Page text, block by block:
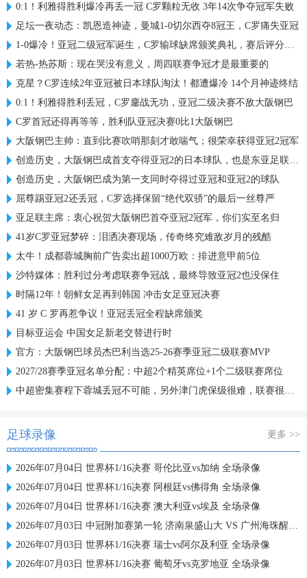
0:1！利雅得胜利爆冷再丢一冠 C罗颗粒无收 3年14次争夺冠军失败
足坛一夜动态：凯恩造神迹，曼城1-0切尔西夺8冠王，C罗痛失亚冠
1-0爆冷！亚冠二级冠军诞生，C罗输球缺席颁奖典礼，赛后评分出炉
若热-热苏斯：现在哭没有意义，周四联赛争冠才是最重要的
克星？C罗连续2年亚冠被日本球队淘汰！都遭爆冷 14个月神迹终结
0:1！利雅得胜利丢冠，C罗鏖战无功，亚冠二级决赛不敌大阪钢巴
C罗首冠还得再等等，胜利队亚冠决赛0比1大阪钢巴
大阪钢巴主帅：直到比赛吹哨那刻才敢喘气；很荣幸获得亚冠2冠军
创造历史，大阪钢巴成首支夺得亚冠2的日本球队，也是东亚足联首队
创造历史，大阪钢巴成为第一支同时夺得过亚冠和亚冠2的球队
屈尊踢亚冠2还丢冠，C罗选择保留“绝代双骄”的最后一丝尊严
亚足联主席：衷心祝贺大阪钢巴首夺亚冠2冠军，你们实至名归
41岁C罗亚冠梦碎：泪洒决赛现场，传奇终究难敌岁月的残酷
太牛！成都蓉城胸前广告卖出超1000万欧：排进意甲前5位
沙特媒体：胜利过分考虑联赛争冠战，最终导致亚冠2也没保住
时隔12年！朝鲜女足再到韩国 冲击女足亚冠决赛
41 岁 C 罗再惹争议！亚冠丢冠全程缺席颁奖
目标亚运会 中国女足新老交替进行时
官方：大阪钢巴球员杰巴利当选25-26赛季亚冠二级联赛MVP
2027/28赛季亚冠名单分配：中超2个精英席位+1个二级联赛席位
中超密集赛程下蓉城丢冠不可能，另外津门虎保级很难，联赛很无聊
足球录像 更多 >>
2026年07月04日 世界杯1/16决赛 哥伦比亚vs加纳 全场录像
2026年07月04日 世界杯1/16决赛 阿根廷vs佛得角 全场录像
2026年07月04日 世界杯1/16决赛 澳大利亚vs埃及 全场录像
2026年07月03日 中冠附加赛第一轮 济南泉盛山大 VS 广州海珠醒派 全场录像
2026年07月03日 世界杯1/16决赛 瑞士vs阿尔及利亚 全场录像
2026年07月03日 世界杯1/16决赛 葡萄牙vs克罗地亚 全场录像